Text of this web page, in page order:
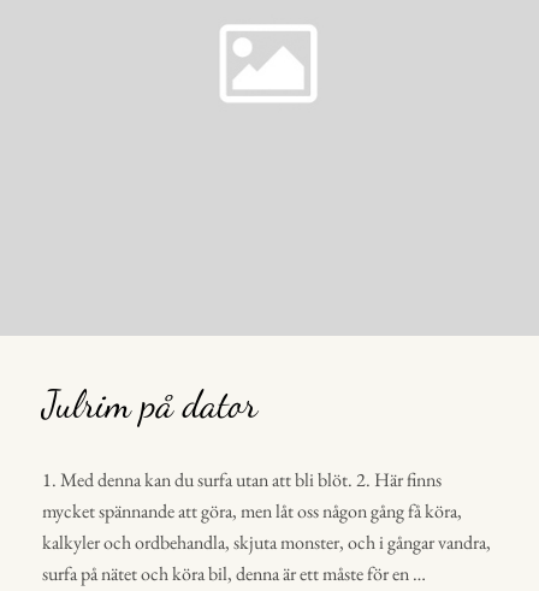
Julrim på dator
1. Med denna kan du surfa utan att bli blöt. 2. Här finns
mycket spännande att göra, men låt oss någon gång få köra,
kalkyler och ordbehandla, skjuta monster, och i gångar vandra,
surfa på nätet och köra bil, denna är ett måste för en …